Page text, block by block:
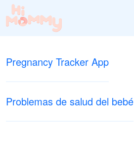
Pregnancy Tracker App
Problemas de salud del bebé